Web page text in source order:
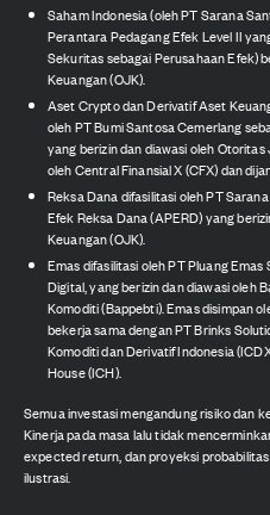
Saham Indonesia (oleh PT Sarana
Perantara Pedagang Efek Level II
Sekuritas sebagai Perusahaan Efek)
Keuangan (OJK).
Aset Crypto dan Derivatif Aset
oleh PT Bumi Santosa Cemerlang
yang berizin dan diawasi oleh
oleh Central Finansial X (CFX) dan
Reksa Dana difasilitasi oleh PT
Efek Reksa Dana (APERD) yang
Keuangan (OJK).
Emas difasilitasi oleh PT Pluang
Digital, yang berizin dan diawasi oleh
Komoditi (Bappebti). Emas disimpan
bekerja sama dengan PT Brinks
Komoditi dan Derivatif Indonesia
House (ICH).
Semua investasi mengandung risiko dan
Kinerja pada masa lalu tidak
expected return, dan proyeksi
ilustrasi.